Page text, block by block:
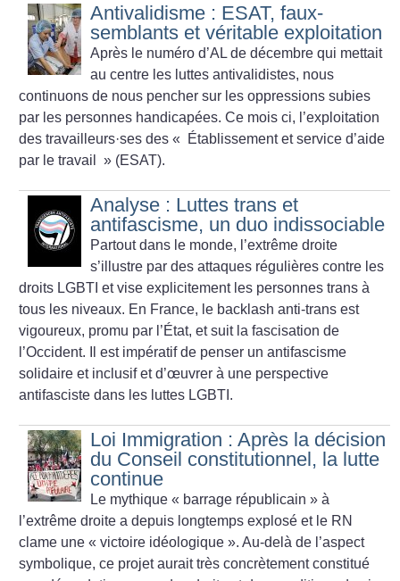
Antivalidisme : ESAT, faux-
semblants et véritable exploitation
Après le numéro d’AL de décembre qui mettait
au centre les luttes antivalidistes, nous
continuons de nous pencher sur les oppressions subies
par les personnes handicapées. Ce mois ci, l’exploitation
des travailleurs·ses des «
Établissement et service d’aide
par le travail
» (ESAT).
Analyse : Luttes trans et
antifascisme, un duo indissociable
Partout dans le monde, l’extrême droite
s’illustre par des attaques régulières contre les
droits LGBTI et vise explicitement les personnes trans à
tous les niveaux. En France, le backlash anti-trans est
vigoureux, promu par l’État, et suit la fascisation de
l’Occident. Il est impératif de penser un antifascisme
solidaire et inclusif et d’œuvrer à une perspective
antifasciste dans les luttes LGBTI.
Loi Immigration : Après la décision
du Conseil constitutionnel, la lutte
continue
Le mythique « barrage républicain » à
l’extrême droite a depuis longtemps explosé et le RN
clame une « victoire idéologique ». Au-delà de l’aspect
symbolique, ce projet aurait très concrètement constitué